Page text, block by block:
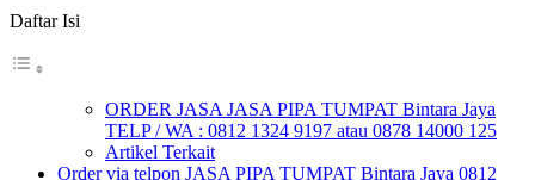
Daftar Isi
ORDER JASA JASA PIPA TUMPAT Bintara Jaya
TELP / WA : 0812 1324 9197 atau 0878 14000 125
Artikel Terkait
Order via telpon JASA PIPA TUMPAT Bintara Jaya 0812